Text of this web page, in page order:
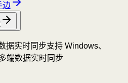
边
据实时同步支持 Windows、
端数据实时同步